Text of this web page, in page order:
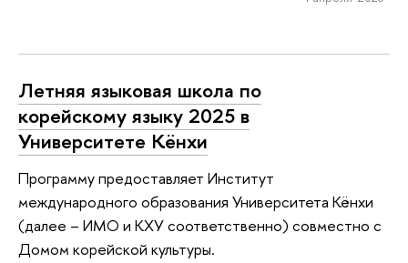
Летняя языковая школа по
корейскому языку 2025 в
Университете Кёнхи
Программу предоставляет Институт
международного образования Университета Кёнхи
(далее – ИМО и КХУ соответственно) совместно с
Домом корейской культуры.